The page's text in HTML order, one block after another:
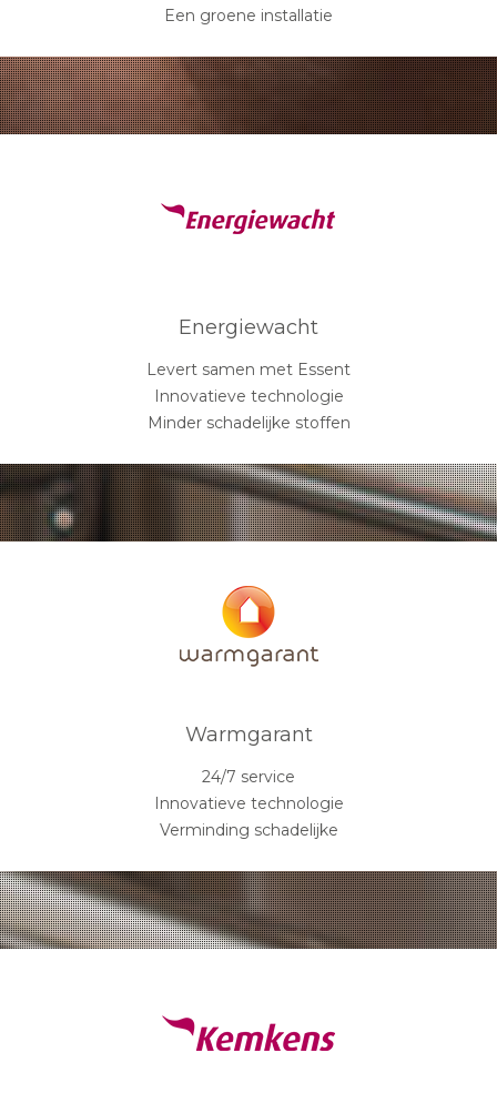
Een groene installatie
Energiewacht
Levert samen met Essent
Innovatieve technologie
Minder schadelijke stoffen
Warmgarant
24/7 service
Innovatieve technologie
Verminding schadelijke